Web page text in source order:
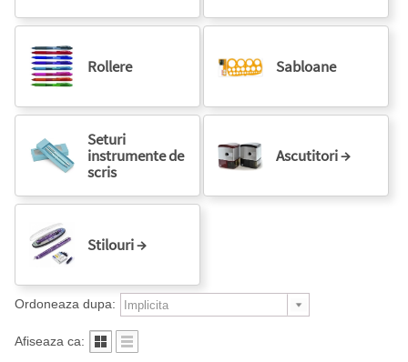
Rollere Sabloane
Seturi
instrumente de
scris
Ascutitori →
Stilouri →
Ordoneaza dupa:
Afiseaza ca: